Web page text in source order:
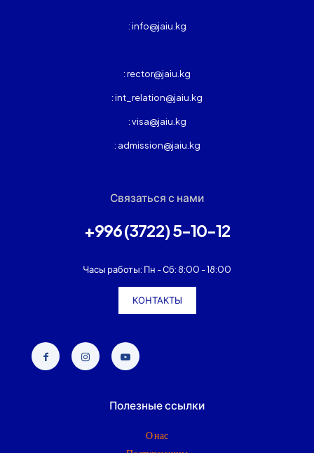
: info@jaiu.kg
: rector@jaiu.kg
: int_relation@jaiu.kg
: visa@jaiu.kg
: admission@jaiu.kg
Связаться с нами
+996 (3722) 5-10-12
Часы работы: Пн - Сб: 8:00 - 18:00
КОНТАКТЫ
Полезные ссылки
О нас